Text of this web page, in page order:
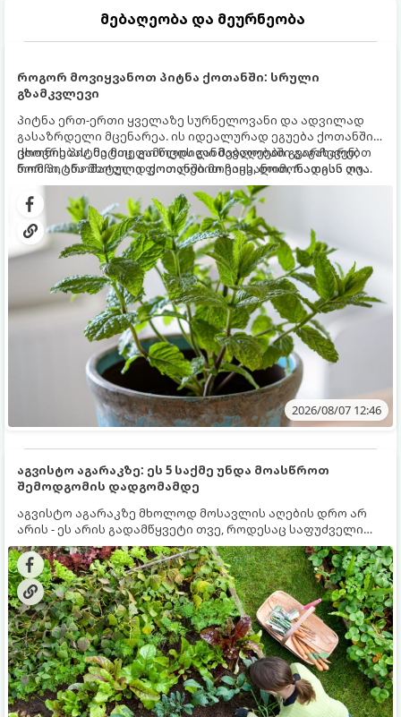
მებაღეობა და მეურნეობა
როგორ მოვიყვანოთ პიტნა ქოთანში: სრული
გზამკვლევი
პიტნა ერთ-ერთი ყველაზე სურნელოვანი და ადვილად
გასაზრდელი მცენარეა. ის იდეალურად ეგუება ქოთანში
ცხოვრებას, მეტიც, გამოცდილი მებაღეები გვირჩევენ,
რომ პიტნა მხოლოდ ქოთანში მოვიყვანოთ, რადგან ღია
გრუნტში (ბაღში) დარგვისას ის ფესვებით ძალიან
სწრაფად ვრცელდება და სხვა მცენარეებს ავიწროებს.
ქოთნის პიტნა მთელი წლის განმავლობაში გაგახარებთ
ნორჩი, არომატული ფოთლებით ჩაის, ლიმონათისა თუ
კერძებისთვის.
2026/08/07 12:46
აგვისტო აგარაკზე: ეს 5 საქმე უნდა მოასწროთ
შემოდგომის დადგომამდე
აგვისტო აგარაკზე მხოლოდ მოსავლის აღების დრო არ
არის - ეს არის გადამწყვეტი თვე, როდესაც საფუძველი
ეყრება მომავალი წლის მოსავალს და ბაღი მზადდება
შემოდგომა-ზამთრის სეზონისთვის. იმისათვის, რომ
ნიადაგმა ენერგია აღიდგინოს, ხოლო მცენარეებმა
ზამთარს გაუძლონ, აგვისტოს ბოლომდე 5
მნიშვნელოვანი საქმის გაკეთება უნდა მოასწროთ: